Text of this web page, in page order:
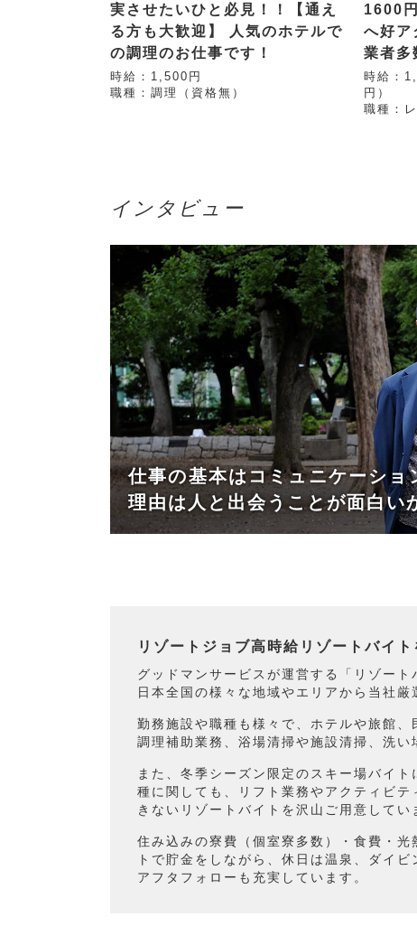
実させたいひと必見！！【通え
る方も大歓迎】 人気のホテルで
の調理のお仕事です！
時給：1,500円
職種：調理（資格無）
1600
へ好ア
業者多
時給：
円）
職種：
インタビュー
仕事の基本はコミュニケーショ
理由は人と出会うことが面白い
リゾートジョブ高時給リゾートバイト
グッドマンサービスが運営する「リゾー
日本全国の様々な地域やエリアから当社厳
勤務施設や職種も様々で、ホテルや旅館
調理補助業務、浴場清掃や施設清掃、洗
また、冬季シーズン限定のスキー場バイ
種に関しても、リフト業務やアクティビ
きないリゾートバイトを沢山ご用意してい
住み込みの寮費（個室寮多数）・食費・
トで貯金をしながら、休日は温泉、ダイ
アフタフォローも充実しています。